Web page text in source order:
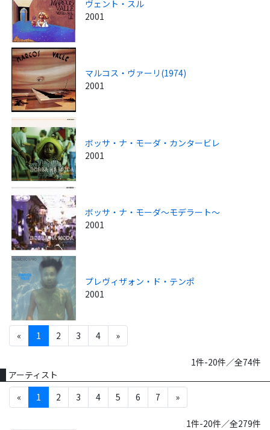
ヴェント・スル
2001
マルコス・ヴァーリ(1974)
2001
ボッサ・ナ・モーダ・カンタービレ
2001
ボッサ・ナ・モーダ～モデラート～
2001
プレヴィザォン・ド・テンポ
2001
« 1 2 3 4 »
1件-20件／全74件
アーティスト
«
1 2 3 4 5 6 7 »
1件-20件／全279件